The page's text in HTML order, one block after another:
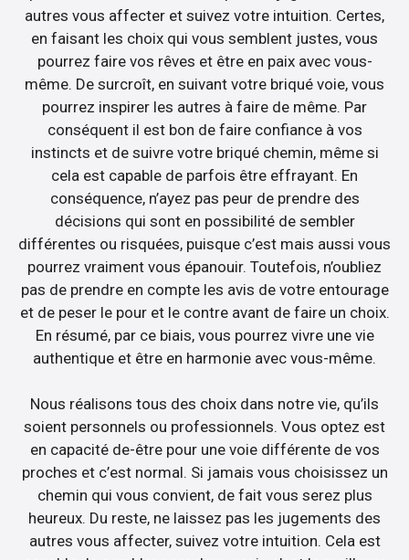
autres vous affecter et suivez votre intuition. Certes,
en faisant les choix qui vous semblent justes, vous
pourrez faire vos rêves et être en paix avec vous-
même. De surcroît, en suivant votre briqué voie, vous
pourrez inspirer les autres à faire de même. Par
conséquent il est bon de faire confiance à vos
instincts et de suivre votre briqué chemin, même si
cela est capable de parfois être effrayant. En
conséquence, n’ayez pas peur de prendre des
décisions qui sont en possibilité de sembler
différentes ou risquées, puisque c’est mais aussi vous
pourrez vraiment vous épanouir. Toutefois, n’oubliez
pas de prendre en compte les avis de votre entourage
et de peser le pour et le contre avant de faire un choix.
En résumé, par ce biais, vous pourrez vivre une vie
authentique et être en harmonie avec vous-même.
Nous réalisons tous des choix dans notre vie, qu’ils
soient personnels ou professionnels. Vous optez est
en capacité de-être pour une voie différente de vos
proches et c’est normal. Si jamais vous choisissez un
chemin qui vous convient, de fait vous serez plus
heureux. Du reste, ne laissez pas les jugements des
autres vous affecter, suivez votre intuition. Cela est